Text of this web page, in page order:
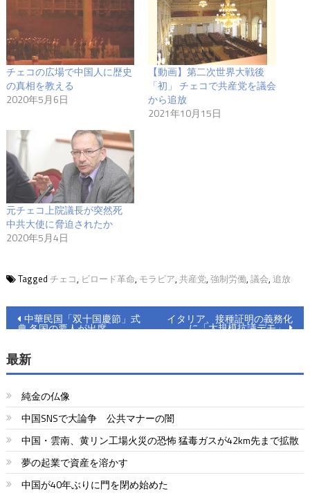
チェコの広場で中国人に歴史
の真相を教える
2020年5月6日
【動画】第二次世界大戦後
「初」 チェコで共産党を議会
から追放
2021年10月15日
元チェコ上院議長が突然死
中共大使に脅迫されたか
2020年5月4日
Tagged チェコ, ビロード革命, モラビア, 共産党, 強制労働, 議会, 追放
投
ナ
ビ
ゲ
ー
シ
ョ
中華民国「双十国慶節」式
典 各国の要人が出席
イタリア、接種証明の義務化
に「大規模抗議デモ」
最新
純金の仏像
中国SNSで大論争 公共マナーの闇
中国・雲南、黄リン工場火災の恐怖 猛毒ガスが42km先まで拡散
夢の起業で資産を溶かす
中国が40年ぶりに門を閉め始めた